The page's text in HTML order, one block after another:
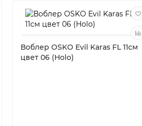
Воблер OSKO Evil Karas FL 11см
цвет 06 (Holo)